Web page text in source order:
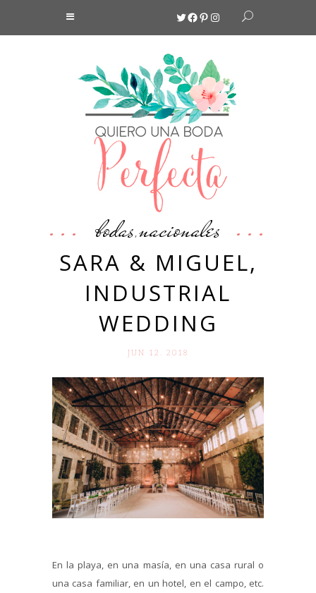
Twitter
Facebook
Pinterest
Instagram
bodas,nacionales
SARA & MIGUEL,
INDUSTRIAL
WEDDING
JUN 12. 2018
En la playa, en una masía, en una casa rural o
una casa familiar, en un hotel, en el campo, etc.